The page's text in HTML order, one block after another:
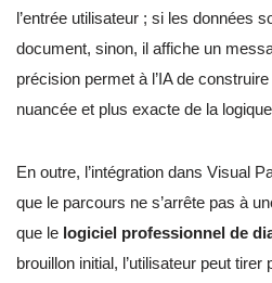
l’entrée utilisateur ; si les données
document, sinon, il affiche un
précision permet à l’IA de
nuancée et plus exacte de la
En outre, l’intégration dans Visual
que le parcours ne s’arrête pas à
que le logiciel professionnel de
brouillon initial, l’utilisateur peut tirer